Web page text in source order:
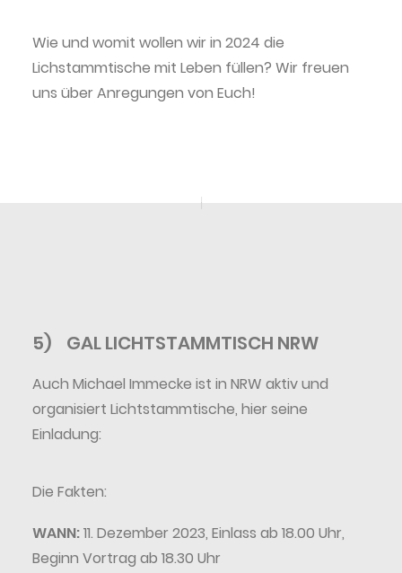
Wie und womit wollen wir in 2024 die
Lichstammtische mit Leben füllen? Wir freuen
uns über Anregungen von Euch!
5) GAL LICHTSTAMMTISCH NRW
Auch Michael Immecke ist in NRW aktiv und
organisiert Lichtstammtische, hier seine
Einladung:
Die Fakten:
WANN:11. Dezember 2023, Einlass ab 18.00 Uhr,
Beginn Vortrag ab 18.30 Uhr